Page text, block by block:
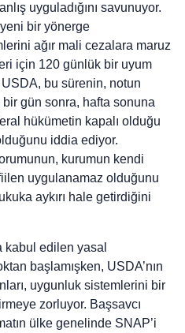
uyguladığını savunuyor.
bir yönerge
ağır mali cezalara maruz
için 120 günlük bir uyum
bu sürenin, notun
bir gün sonra, hafta sonuna
hükümetin kapalı olduğu
iddia ediyor.
kurumun kendi
uygulanamaz olduğunu
aykırı hale getirdiğini
kabul edilen yasal
başlamışken, USDA’nın
uygunluk sistemlerini bir
zorluyor. Başsavcı
ülke genelinde SNAP’i